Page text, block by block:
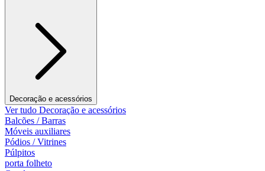
Decoração e acessórios
Ver tudo Decoração e acessórios
Balcões / Barras
Móveis auxiliares
Pódios / Vitrines
Púlpitos
porta folheto